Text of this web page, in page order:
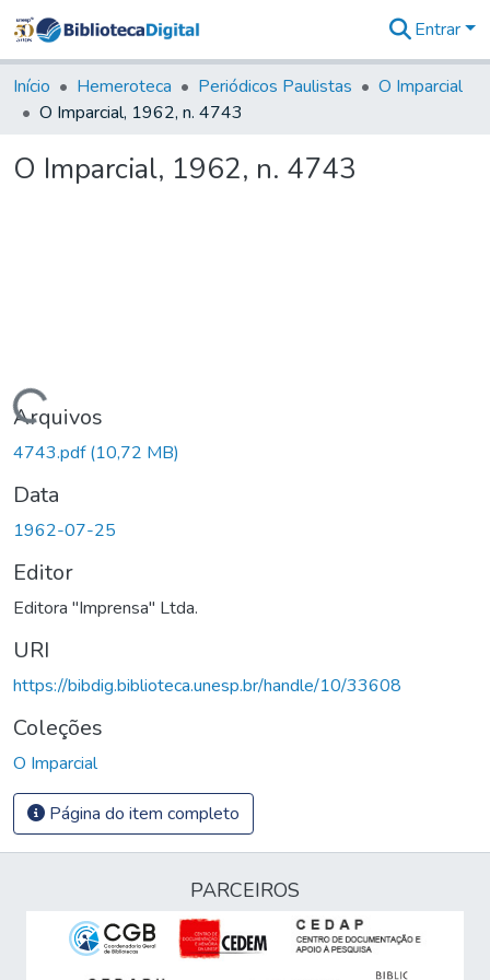
&
Coleções
Tudo na
Digital
Entrar
Início Hemeroteca Periódicos Paulistas
O Imparcial
O Imparcial, 1962, n. 4743
O Imparcial, 1962, n. 4743
Carregando...
Arquivos
4743.pdf(10,72 MB)
Data
1962-07-25
Editor
Editora "Imprensa" Ltda.
URI
https://bibdig.biblioteca.unesp.br/handle/10/33608
Coleções
O Imparcial
Página do item completo
PARCEIROS